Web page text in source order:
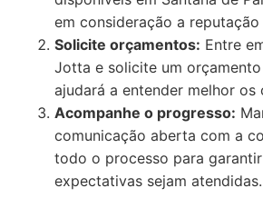
em consideração a
Solicite orçamentos: Entre
Jotta e solicite um
ajudará a entender melhor os
Acompanhe o progresso:
comunicação aberta com a
todo o processo para
expectativas sejam atendidas.